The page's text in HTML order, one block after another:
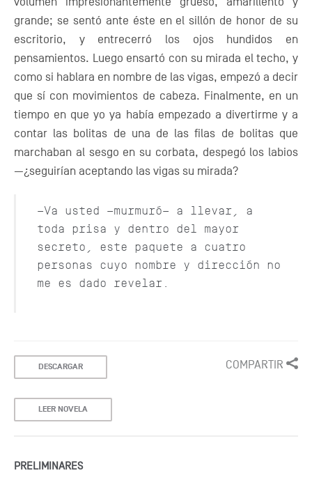
grande; se sentó ante éste en el sillón de honor de su
escritorio, y entrecerró los ojos hundidos en
pensamientos. Luego ensartó con su mirada el techo, y
como si hablara en nombre de las vigas, empezó a decir
que sí con movimientos de cabeza. Finalmente, en un
tiempo en que yo ya había empezado a divertirme y a
contar las bolitas de una de las filas de bolitas que
marchaban al sesgo en su corbata, despegó los labios
—¿seguirían aceptando las vigas su mirada?
—Va usted —murmuró— a llevar, a
toda prisa y dentro del mayor
secreto, este paquete a cuatro
personas cuyo nombre y dirección no
me es dado revelar.
DESCARGAR
LEER NOVELA
COMPARTIR
PRELIMINARES